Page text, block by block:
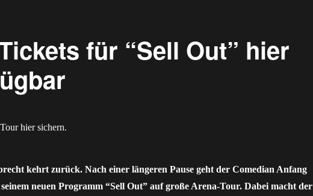
für “Sell Out” hier
kehrt zurück. Nach einer längeren Pause geht der Comedian Anfang
neuen Programm “Sell Out” auf große Arena-Tour. Dabei macht der